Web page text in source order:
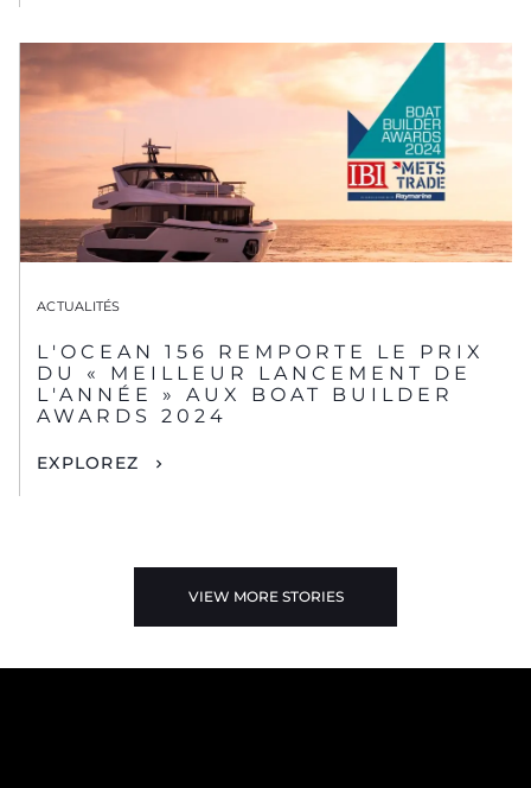
ACTUALITÉS
L'OCEAN 156 REMPORTE LE PRIX
DU « MEILLEUR LANCEMENT DE
L'ANNÉE » AUX BOAT BUILDER
AWARDS 2024
EXPLOREZ
VIEW MORE STORIES